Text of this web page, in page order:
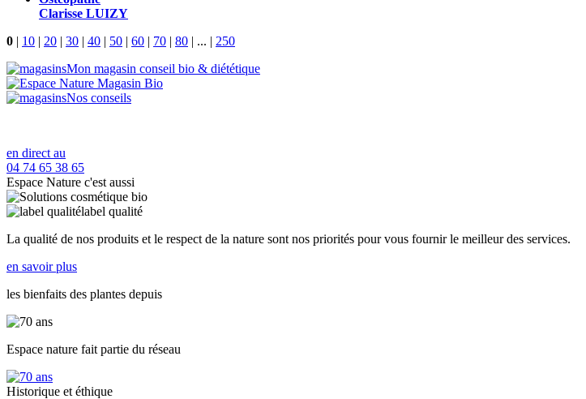
Clarisse LUIZY
0 | 10 | 20 | 30 | 40 | 50 | 60 | 70 | 80 | ... | 250
Mon magasin conseil bio & diététique
Nos conseils
en direct au
04 74 65 38 65
Espace Nature c'est aussi
label qualité
La qualité de nos produits et le respect de la nature sont nos priorités pour vous fournir le meilleur des services.
en savoir plus
les bienfaits des plantes depuis
Espace nature fait partie du réseau
Historique et éthique